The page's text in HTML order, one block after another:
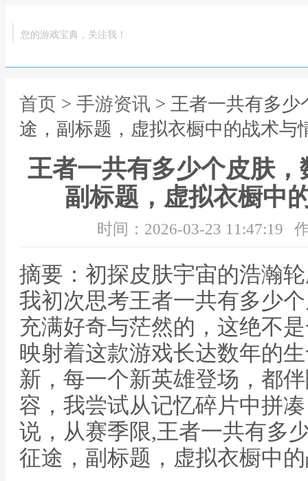
您的游戏宝典，关注我！
首页 > 手游资讯 > 王者一共有多
途，副标题，虚拟衣橱中的战术与
王者一共有多少个皮肤
副标题，虚拟衣橱中
时间：2026-03-23 11:47:19
摘要：初探皮肤宇宙的浩瀚
我初次思考王者一共有多少
充满好奇与茫然的，这绝不
映射着这款游戏长达数年的
新，每一个新英雄登场，都
容，我尝试从记忆碎片中拼
说，从赛季限,王者一共有多
征途，副标题，虚拟衣橱中